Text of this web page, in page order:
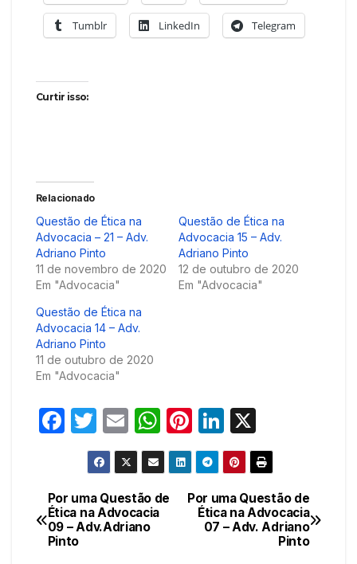
Tumblr LinkedIn Telegram
Curtir isso:
Relacionado
Questão de Ética na
Advocacia – 21 – Adv.
Adriano Pinto
11 de novembro de 2020
Em "Advocacia"
Questão de Ética na
Advocacia 15 – Adv.
Adriano Pinto
12 de outubro de 2020
Em "Advocacia"
Questão de Ética na
Advocacia 14 – Adv.
Adriano Pinto
11 de outubro de 2020
Em "Advocacia"
F
e
b
o
T
w
itt
er
E
m
ail
W
h
at
s
Pi
nt
er
e
st
Li
n
k
e
dI
Navegação
de
Por uma Questão de
Ética na Advocacia
07 – Adv. Adriano
Pinto
Por uma Questão de
Ética na Advocacia
09 – Adv.Adriano
Pinto